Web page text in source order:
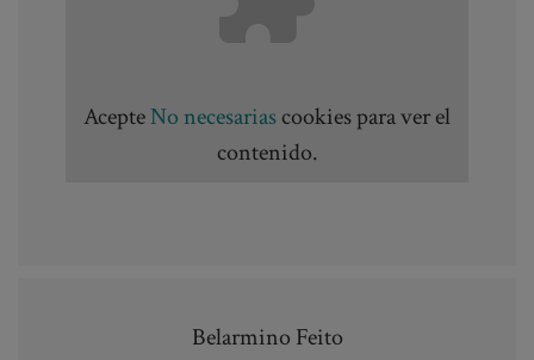
AcepteNo necesariascookies para ver el
contenido.
Belarmino Feito